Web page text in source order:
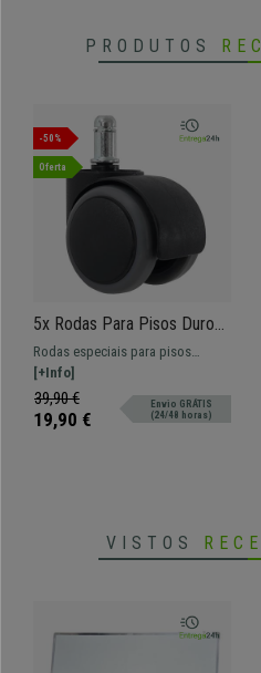
PRODUTOS
-50%
Oferta
5x Rodas Para Pisos Duros,
11x50mm, Resistentes até
150kg, Adequado Para
Parquet ou Azulejo
Rodas especiais para pisos
duros. Evitam danificar o seu piso
devido a estarem revestidas com
um material suave.
[+Info]
39,90 €
19,90 €
Envio GRÁTIS
(24/48 horas)
VISTOS